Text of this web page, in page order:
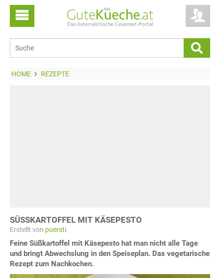
HOME REZEPTE
SÜSSKARTOFFEL MIT KÄSEPESTO
Erstellt von puersti
Feine Süßkartoffel mit Käsepesto hat man nicht alle Tage
und bringt Abwechslung in den Speiseplan. Das vegetarische
Rezept zum Nachkochen.